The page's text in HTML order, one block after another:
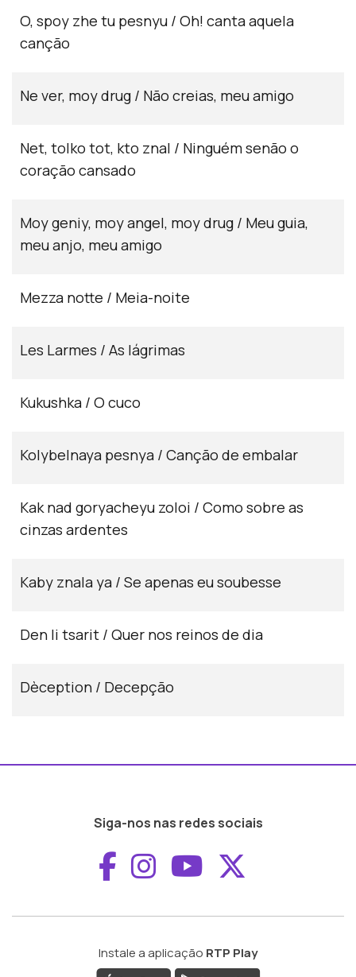
O, spoy zhe tu pesnyu / Oh! canta aquela
canção
Ne ver, moy drug / Não creias, meu amigo
Net, tolko tot, kto znal / Ninguém senão o
coração cansado
Moy geniy, moy angel, moy drug / Meu guia,
meu anjo, meu amigo
Mezza notte / Meia-noite
Les Larmes / As lágrimas
Kukushka / O cuco
Kolybelnaya pesnya / Canção de embalar
Kak nad goryacheyu zoloi / Como sobre as
cinzas ardentes
Kaby znala ya / Se apenas eu soubesse
Den li tsarit / Quer nos reinos de dia
Dèception / Decepção
Siga-nos nas redes sociais
Aceder ao
Aceder ao
Aceder ao
Instale a aplicação RTP Play